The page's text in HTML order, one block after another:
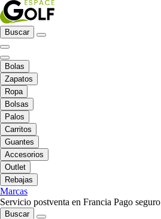
Buscar
Bolas
Zapatos
Ropa
Bolsas
Palos
Carritos
Guantes
Accesorios
Outlet
Rebajas
Marcas
Servicio postventa en Francia Pago seguro
Buscar